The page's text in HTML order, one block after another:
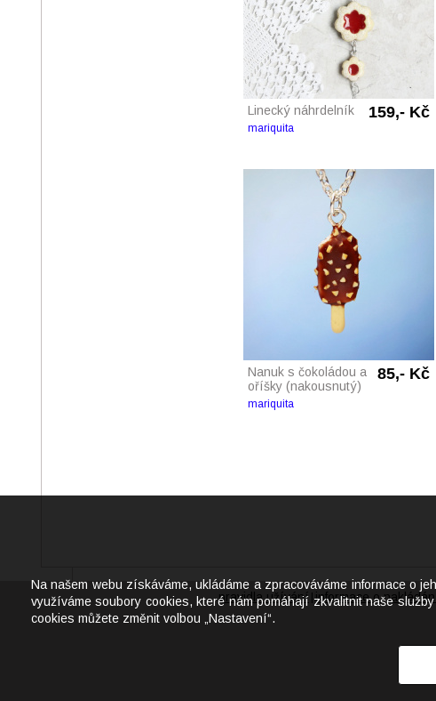
Linecký náhrdelník 159,- Kč
mariquita
Nanuk s čokoládou a
oříšky (nakousnutý)
85,- Kč
mariquita
pravidla užívání informace o
Na našem webu získáváme, ukládáme a zpracováváme informace o
využíváme soubory cookies, které nám pomáhají zkvalitnit naše
cookies můžete změnit volbou „Nastavení“.